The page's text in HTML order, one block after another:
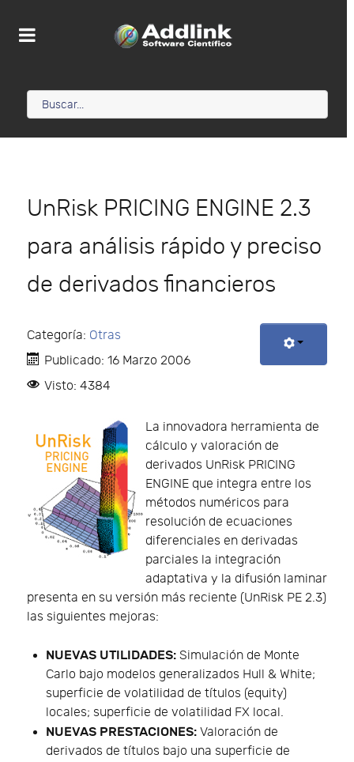
UnRisk PRICING ENGINE 2.3
para análisis rápido y preciso
de derivados financieros
Categoría: Otras
Publicado: 16 Marzo 2006
Visto: 4384
La innovadora herramienta de
cálculo y valoración de
derivados UnRisk PRICING
ENGINE que integra entre los
métodos numéricos para
resolución de ecuaciones
diferenciales en derivadas
parciales la integración
adaptativa y la difusión laminar
presenta en su versión más reciente (UnRisk PE 2.3)
las siguientes mejoras:
NUEVAS UTILIDADES: Simulación de Monte
Carlo bajo modelos generalizados Hull & White;
superficie de volatilidad de títulos (equity)
locales; superficie de volatilidad FX local.
NUEVAS PRESTACIONES: Valoración de
derivados de títulos bajo una superficie de